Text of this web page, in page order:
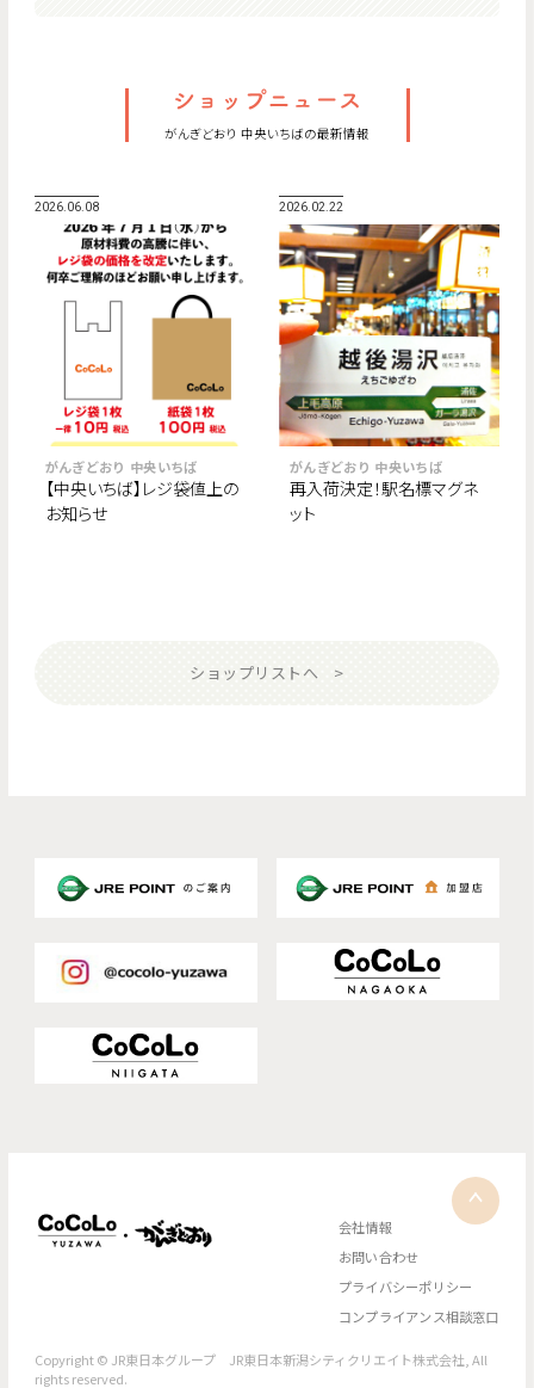
がんぎどおり 中央いちばの最新情報
2026.06.08
がんぎどおり 中央いちば
【中央いちば】レジ袋値上の
お知らせ
2026.02.22
がんぎどおり 中央いちば
再入荷決定！駅名標マグネ
ット
ショップリストへ
会社情報
お問い合わせ
プライバシーポリシー
コンプライアンス相談窓口
Copyright © JR東日本グループ JR東日本新潟シティクリエイト株式会社, All
rights reserved.